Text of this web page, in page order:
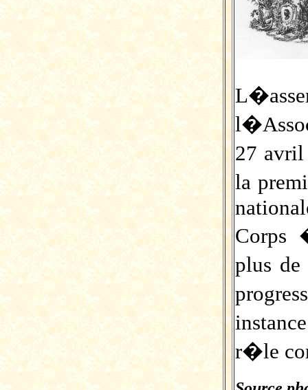
27
la
Corps
plus de
r�le